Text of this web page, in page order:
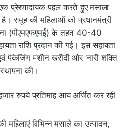
प्रेरणादायक पहल करते हुए मसाला
समूह की महिलाओं को प्रधानमंत्री
(पीएमएफएमई) के तहत 40-40
राशि प्रदान की गई। इस सहायता
पैकेजिंग मशीन खरीदी और ‘नारी शक्ति
की।
विभिन्न मसाले का उत्पादन,